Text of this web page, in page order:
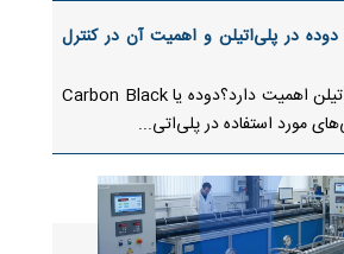
در پلی‌اتیلن و اهمیت آن در کنترل
چرا درصد دوده در پلی‌اتیلن اهمیت دارد؟دوده یا Carbon Black
مورد استفاده در پلی‌اتی...